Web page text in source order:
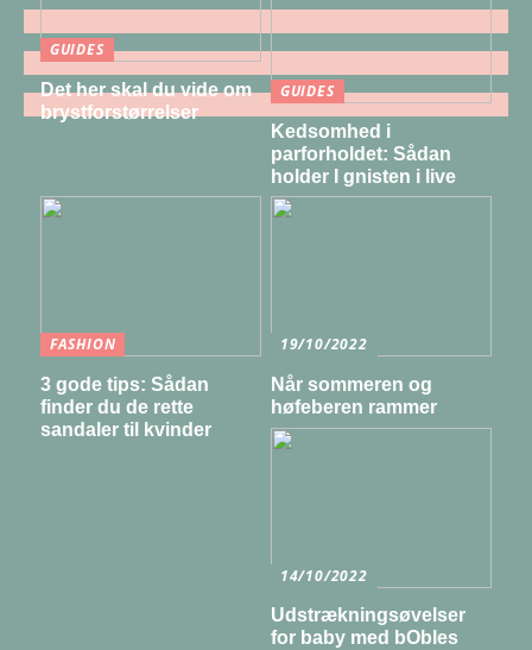
GUIDES
Det her skal du vide om
brystforstørrelser
GUIDES
Kedsomhed i
parforholdet: Sådan
holder I gnisten i live
FASHION
3 gode tips: Sådan
finder du de rette
sandaler til kvinder
19/10/2022
Når sommeren og
høfeberen rammer
14/10/2022
Udstrækningsøvelser
for baby med bObles